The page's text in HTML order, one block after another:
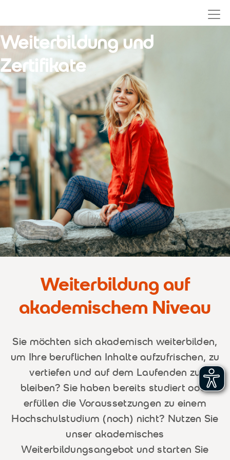
Weiterbildung und
Zertifikate
Weiterbildung auf
akademischem Niveau
Sie möchten sich akademisch weiterbilden,
um Ihre beruflichen Inhalte aufzufrischen, zu
vertiefen und auf dem Laufenden zu
bleiben? Sie haben bereits studiert oder
erfüllen die Voraussetzungen zu einem
Hochschulstudium (noch) nicht? Nutzen Sie
unser akademisches
Weiterbildungsangebot und starten Sie